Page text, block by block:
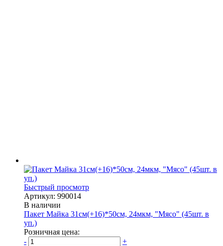
Быстрый просмотр
Артикул: 990014
В наличии
Пакет Майка 31см(+16)*50см, 24мкм, "Мясо" (45шт. в
уп.)
Розничная цена:
-
+